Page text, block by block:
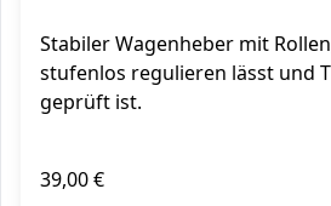
Stabiler Wagenheber mit
stufenlos regulieren lässt und
geprüft ist.
39,00 €